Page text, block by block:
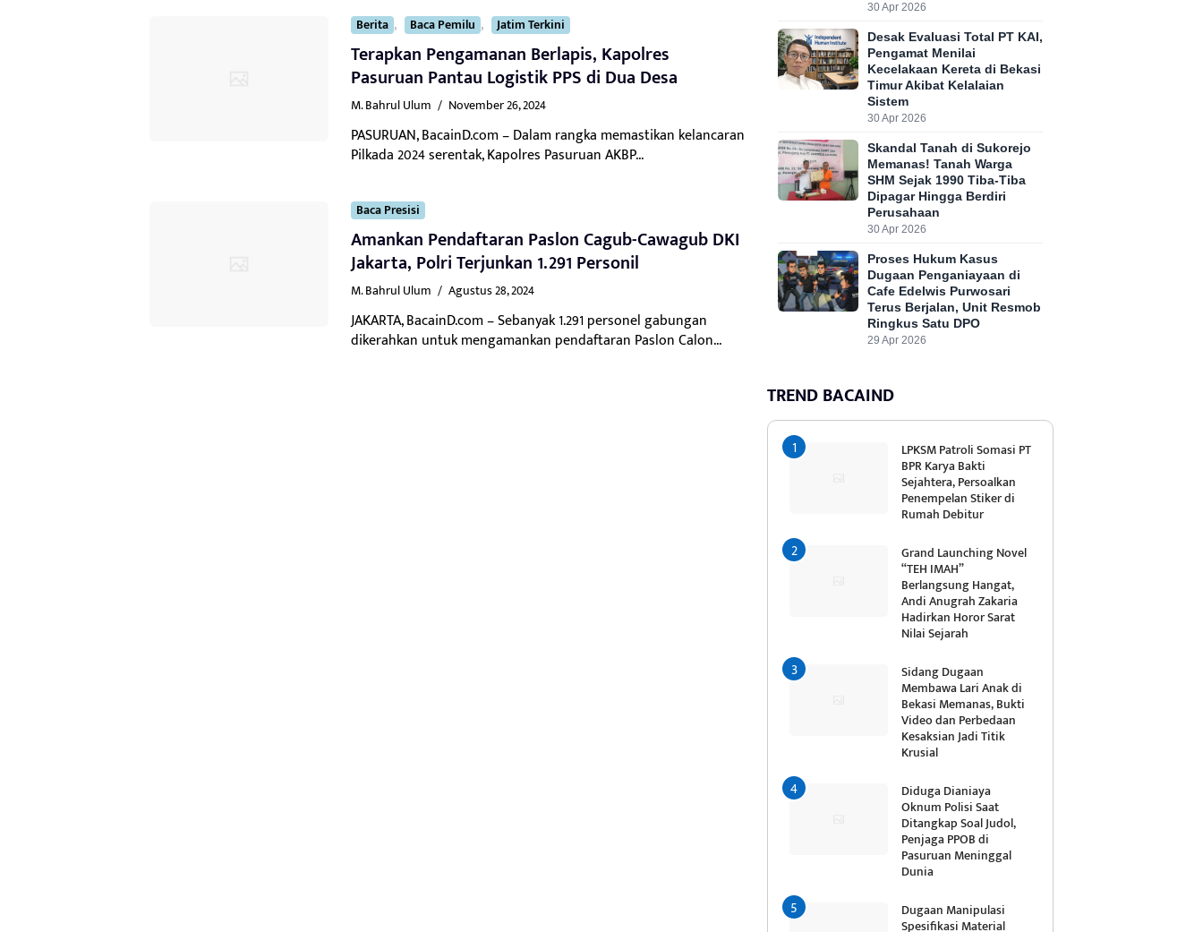
Berita , Baca Pemilu , Jatim Terkini
Terapkan Pengamanan Berlapis, Kapolres
Pasuruan Pantau Logistik PPS di Dua Desa
M. Bahrul Ulum / November 26, 2024
PASURUAN, BacainD.com – Dalam rangka memastikan kelancaran
Pilkada 2024 serentak, Kapolres Pasuruan AKBP...
Baca Presisi
Amankan Pendaftaran Paslon Cagub-Cawagub DKI
Jakarta, Polri Terjunkan 1.291 Personil
M. Bahrul Ulum / Agustus 28, 2024
JAKARTA, BacainD.com – Sebanyak 1.291 personel gabungan
dikerahkan untuk mengamankan pendaftaran Paslon Calon...
30 Apr 2026
Desak Evaluasi Total PT KAI,
Pengamat Menilai
Kecelakaan Kereta di Bekasi
Timur Akibat Kelalaian
Sistem
30 Apr 2026
Skandal Tanah di Sukorejo
Memanas! Tanah Warga
SHM Sejak 1990 Tiba-Tiba
Dipagar Hingga Berdiri
Perusahaan
30 Apr 2026
Proses Hukum Kasus
Dugaan Penganiayaan di
Cafe Edelwis Purwosari
Terus Berjalan, Unit Resmob
Ringkus Satu DPO
29 Apr 2026
TREND BACAIND
LPKSM Patroli Somasi PT
BPR Karya Bakti
Sejahtera, Persoalkan
Penempelan Stiker di
Rumah Debitur
Grand Launching Novel
“TEH IMAH”
Berlangsung Hangat,
Andi Anugrah Zakaria
Hadirkan Horor Sarat
Nilai Sejarah
Sidang Dugaan
Membawa Lari Anak di
Bekasi Memanas, Bukti
Video dan Perbedaan
Kesaksian Jadi Titik
Krusial
Diduga Dianiaya
Oknum Polisi Saat
Ditangkap Soal Judol,
Penjaga PPOB di
Pasuruan Meninggal
Dunia
Dugaan Manipulasi
Spesifikasi Material